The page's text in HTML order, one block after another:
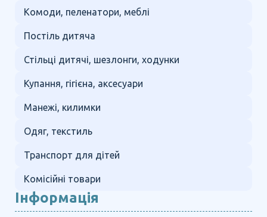
Комоди, пеленатори, меблі
Постіль дитяча
Стільці дитячі, шезлонги, ходунки
Купання, гігієна, аксесуари
Манежі, килимки
Одяг, текстиль
Транспорт для дітей
Комісійні товари
Інформація